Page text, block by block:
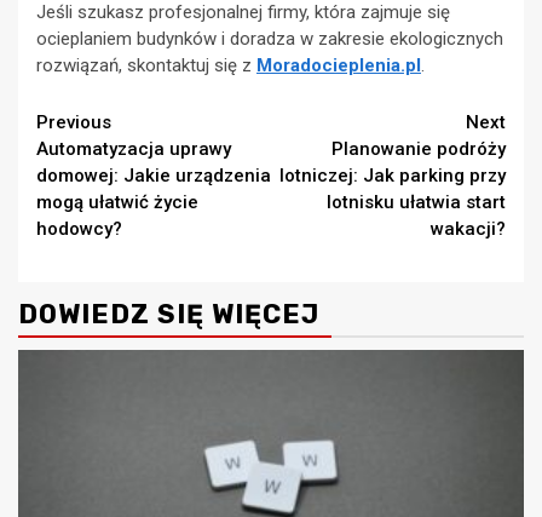
Jeśli szukasz profesjonalnej firmy, która zajmuje się
ocieplaniem budynków i doradza w zakresie ekologicznych
rozwiązań, skontaktuj się z Moradocieplenia.pl .
Continue
Reading
Previous
Automatyzacja uprawy
domowej: Jakie urządzenia
mogą ułatwić życie
hodowcy?
Next
Planowanie podróży
lotniczej: Jak parking przy
lotnisku ułatwia start
wakacji?
DOWIEDZ SIĘ WIĘCEJ